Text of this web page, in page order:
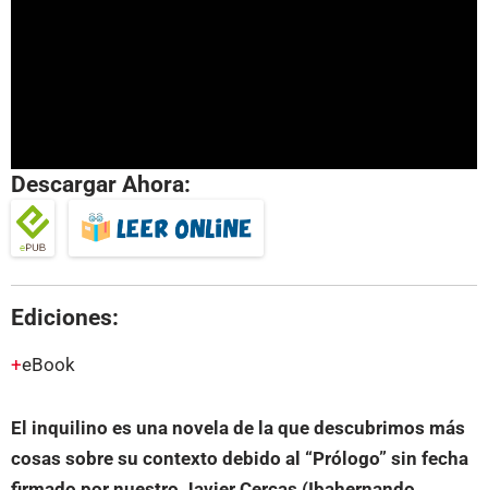
Descargar Ahora:
Ediciones:
eBook
El inquilino es una novela de la que descubrimos más
cosas sobre su contexto debido al “Prólogo” sin fecha